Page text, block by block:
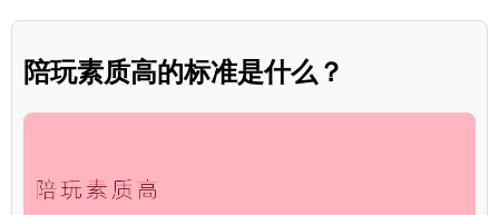
陪玩素质高的标准是什么？